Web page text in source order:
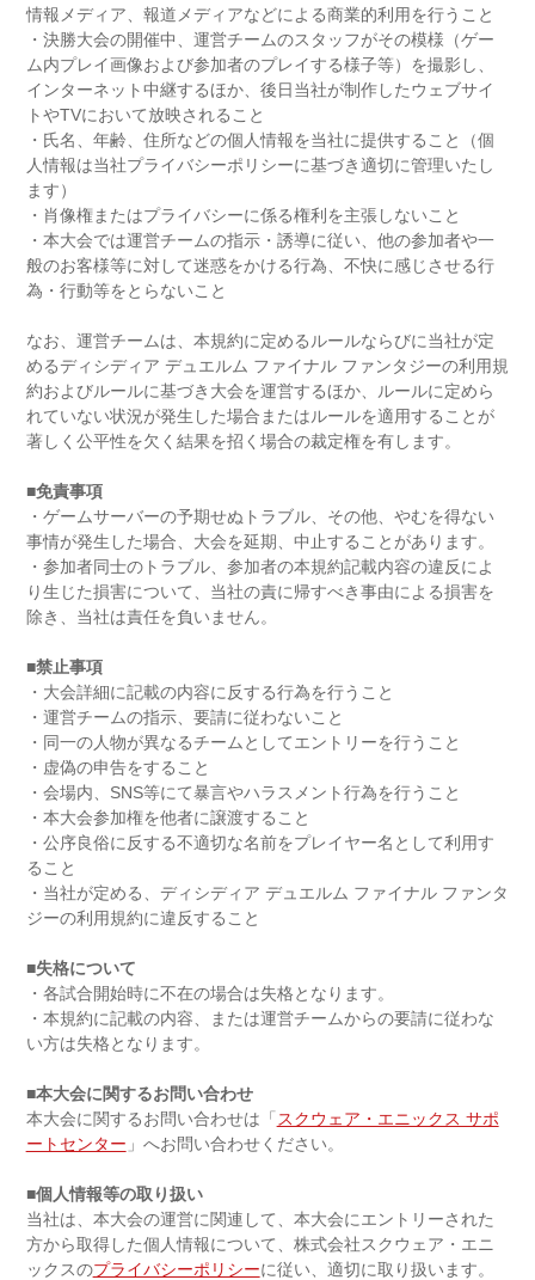
情報メディア、報道メディアなどによる商業的利用を行うこと
・決勝大会の開催中、運営チームのスタッフがその模様（ゲー
ム内プレイ画像および参加者のプレイする様子等）を撮影し、
インターネット中継するほか、後日当社が制作したウェブサイ
トやTVにおいて放映されること
・氏名、年齢、住所などの個人情報を当社に提供すること（個
人情報は当社プライバシーポリシーに基づき適切に管理いたし
ます）
・肖像権またはプライバシーに係る権利を主張しないこと
・本大会では運営チームの指示・誘導に従い、他の参加者や一
般のお客様等に対して迷惑をかける行為、不快に感じさせる行
為・行動等をとらないこと
なお、運営チームは、本規約に定めるルールならびに当社が定
めるディシディア デュエルム ファイナル ファンタジーの利用規
約およびルールに基づき大会を運営するほか、ルールに定めら
れていない状況が発生した場合またはルールを適用することが
著しく公平性を欠く結果を招く場合の裁定権を有します。
■免責事項
・ゲームサーバーの予期せぬトラブル、その他、やむを得ない
事情が発生した場合、大会を延期、中止することがあります。
・参加者同士のトラブル、参加者の本規約記載内容の違反によ
り生じた損害について、当社の責に帰すべき事由による損害を
除き、当社は責任を負いません。
■禁止事項
・大会詳細に記載の内容に反する行為を行うこと
・運営チームの指示、要請に従わないこと
・同一の人物が異なるチームとしてエントリーを行うこと
・虚偽の申告をすること
・会場内、SNS等にて暴言やハラスメント行為を行うこと
・本大会参加権を他者に譲渡すること
・公序良俗に反する不適切な名前をプレイヤー名として利用す
ること
・当社が定める、ディシディア デュエルム ファイナル ファンタ
ジーの利用規約に違反すること
■失格について
・各試合開始時に不在の場合は失格となります。
・本規約に記載の内容、または運営チームからの要請に従わな
い方は失格となります。
■本大会に関するお問い合わせ
本大会に関するお問い合わせは「 スクウェア・エニックス サポ
ートセンター 」へお問い合わせください。
■個人情報等の取り扱い
当社は、本大会の運営に関連して、本大会にエントリーされた
方から取得した個人情報について、株式会社スクウェア・エニ
ックスのプライバシーポリシーに従い、適切に取り扱います。